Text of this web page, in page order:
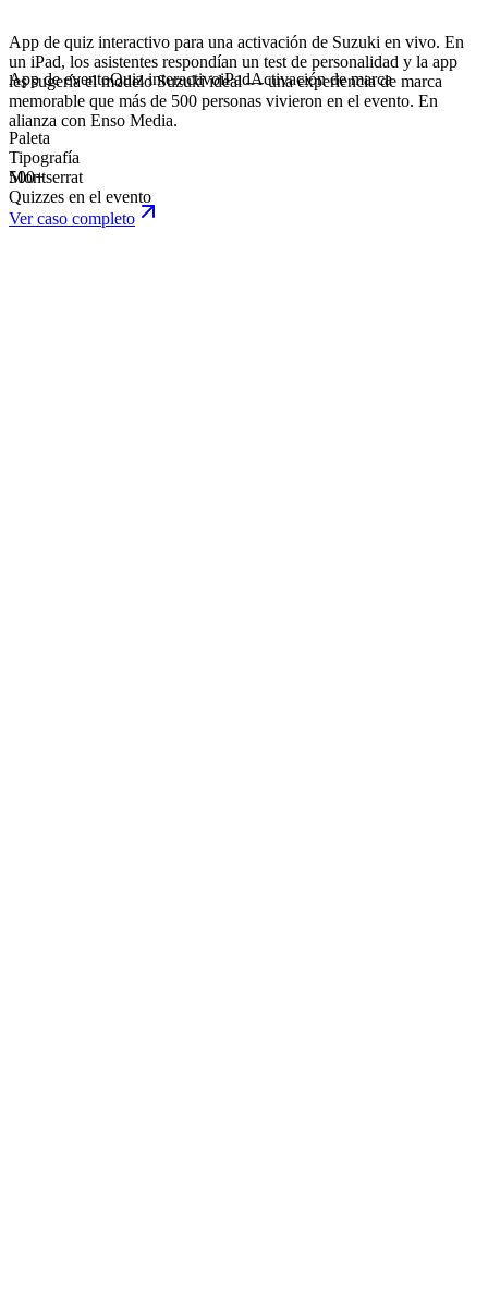
App de quiz interactivo para una activación de Suzuki en vivo. En
un iPad, los asistentes respondían un test de personalidad y la app
les sugería el modelo Suzuki ideal — una experiencia de marca
memorable que más de 500 personas vivieron en el evento. En
alianza con Enso Media.
App de eventoQuiz interactivoiPadActivación de marca
Paleta
Tipografía
Montserrat
500+
Quizzes en el evento
Ver caso completo